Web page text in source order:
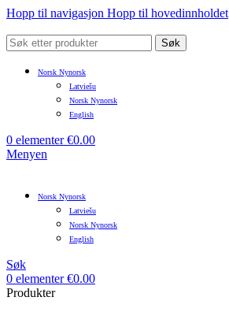
Hopp til navigasjon Hopp til hovedinnholdet
Søk
Norsk Nynorsk
Latviešu
Norsk Nynorsk
English
0 elementer €0.00
Menyen
Norsk Nynorsk
Latviešu
Norsk Nynorsk
English
Søk
0 elementer €0.00
Produkter